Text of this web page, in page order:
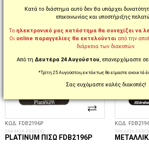
ΚΩΔ. FDB2196P
ΤΑΚΑΚΙΑ FERODO
PLATINUM ΠΊΣΩ FDB2196P
ΚΩΔ.
ΤΑΚΑΚΙΑ
Κατά το διάστημα αυτό δεν θα υπάρχει
επικοινωνίας και υποστήριξης
Το ηλεκτρονικό μας κατάστημα θα συνεχίζει να
Οι online παραγγελίες θα εκτελούνται από την
διάρκεια των διακοπών.
Από τη Δευτέρα 24 Αυγούστου, επανερχόμαστε
*Τρίτη 25 Αυγούστου, εκτάκτως θα είμαστε ανοικτά
Σας ευχόμαστε καλές διακοπές!